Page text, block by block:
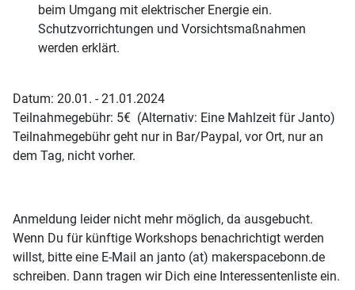
beim Umgang mit elektrischer Energie ein.
Schutzvorrichtungen und Vorsichtsmaßnahmen
werden erklärt.
Datum: 20.01. - 21.01.2024
Teilnahmegebühr: 5€ (Alternativ: Eine Mahlzeit für Janto)
Teilnahmegebühr geht nur in Bar/Paypal, vor Ort, nur an
dem Tag, nicht vorher.
Anmeldung leider nicht mehr möglich, da ausgebucht.
Wenn Du für künftige Workshops benachrichtigt werden
willst, bitte eine E-Mail an janto (at) makerspacebonn.de
schreiben. Dann tragen wir Dich eine Interessentenliste ein.